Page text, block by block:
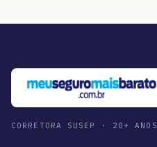
CORRETORA SUSEP · 20+ ANOS